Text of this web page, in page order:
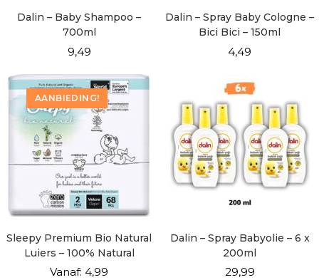
Dalin – Baby Shampoo –
700ml
9,49
Dalin – Spray Baby Cologne –
Bici Bici – 150ml
4,49
AANBIEDING!
Sleepy Premium Bio Natural
Luiers – 100% Natural
Vanaf:4,99
Dalin – Spray Babyolie – 6 x
200ml
29,99